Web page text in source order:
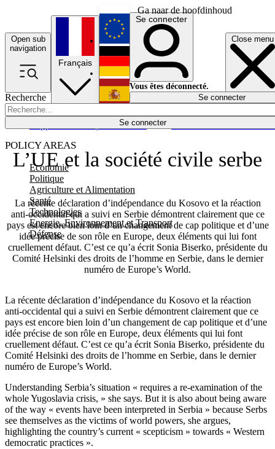
Ga naar de hoofdinhoud
Open sub
navigation
Close menu
Recherche
Se connecter
POLICY AREAS
Economie
Politique
Agriculture et Alimentation
Santé
Technologies
Energie, Environnement et Transport
Défense
Économie
Français
English
Deutsch
Español
Se connecter
Vous êtes déconnecté.
Se connecter
L’UE et la société civile serbe
La récente déclaration d’indépendance du Kosovo et la réaction
anti-occidental qui a suivi en Serbie démontrent clairement que ce
pays est encore bien loin d’un changement de cap politique et d’une
idée précise de son rôle en Europe, deux éléments qui lui font
cruellement défaut. C’est ce qu’a écrit Sonia Biserko, présidente du
Comité Helsinki des droits de l’homme en Serbie, dans le dernier
numéro de Europe’s World.
La récente déclaration d’indépendance du Kosovo et la réaction
anti-occidental qui a suivi en Serbie démontrent clairement que ce
pays est encore bien loin d’un changement de cap politique et d’une
idée précise de son rôle en Europe, deux éléments qui lui font
cruellement défaut. C’est ce qu’a écrit Sonia Biserko, présidente du
Comité Helsinki des droits de l’homme en Serbie, dans le dernier
numéro de Europe’s World.
Understanding Serbia’s situation « requires a re-examination of the
whole Yugoslavia crisis, » she says. But it is also about being aware
of the way « events have been interpreted in Serbia » because Serbs
see themselves as the victims of world powers, she argues,
highlighting the country’s current « scepticism » towards « Western
democratic practices ».